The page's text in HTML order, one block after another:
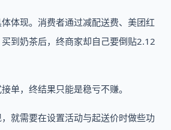
体现。消费者通过减配送费、美团红
到奶茶后，终商家却自己要倒贴2.12
单，终结果只能是稳亏不赚。
就需要在设置活动与起送价时做些功